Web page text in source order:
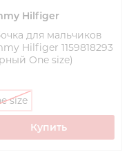
Hilfiger
для мальчиков
Hilfiger 1159818293
One size)
size
Купить